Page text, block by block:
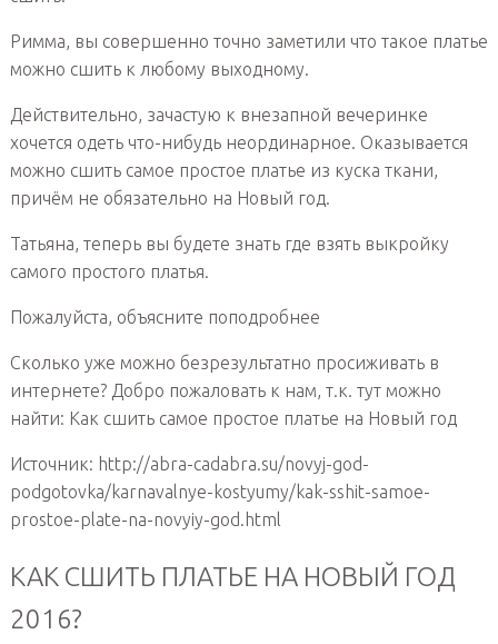
Римма, вы совершенно точно заметили что такое платье
можно сшить к любому выходному.
Действительно, зачастую к внезапной вечеринке
хочется одеть что-нибудь неординарное. Оказывается
можно сшить самое простое платье из куска ткани,
причём не обязательно на Новый год.
Татьяна, теперь вы будете знать где взять выкройку
самого простого платья.
Пожалуйста, объясните поподробнее
Сколько уже можно безрезультатно просиживать в
интернете? Добро пожаловать к нам, т.к. тут можно
найти: Как сшить самое простое платье на Новый год
Источник: http://abra-cadabra.su/novyj-god-
podgotovka/karnavalnye-kostyumy/kak-sshit-samoe-
prostoe-plate-na-novyiy-god.html
КАК СШИТЬ ПЛАТЬЕ НА НОВЫЙ ГОД
2016?